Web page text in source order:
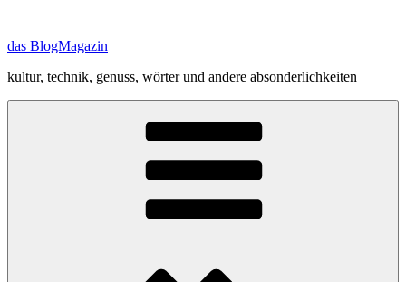
springen
das BlogMagazin
kultur, technik, genuss, wörter und andere absonderlichkeiten